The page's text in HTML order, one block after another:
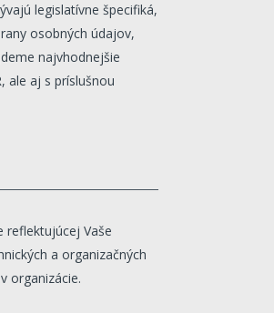
legislatívne špecifiká,
osobných údajov,
najvhodnejšie
ale aj s príslušnou
reflektujúcej Vaše
a organizačných
organizácie.